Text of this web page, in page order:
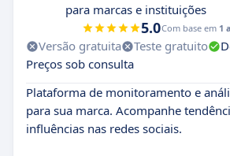
para marcas e instituições
5.0Com base em 1
Versão gratuita Teste gratuito
Preços sob consulta
Plataforma de monitoramento e
para sua marca. Acompanhe
influências nas redes sociais.